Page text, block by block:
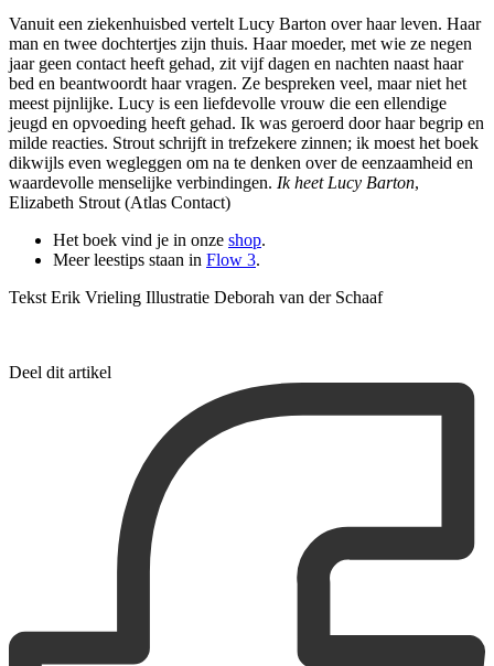
Vanuit een ziekenhuisbed vertelt Lucy Barton over haar leven. Haar
man en twee dochtertjes zijn thuis. Haar moeder, met wie ze negen
jaar geen contact heeft gehad, zit vijf dagen en nachten naast haar
bed en beantwoordt haar vragen. Ze bespreken veel, maar niet het
meest pijnlijke. Lucy is een liefdevolle vrouw die een ellendige
jeugd en opvoeding heeft gehad. Ik was geroerd door haar begrip en
milde reacties. Strout schrijft in trefzekere zinnen; ik moest het boek
dikwijls even wegleggen om na te denken over de eenzaamheid en
waardevolle menselijke verbindingen. Ik heet Lucy Barton,
Elizabeth Strout (Atlas Contact)
Het boek vind je in onze shop.
Meer leestips staan in Flow 3.
Tekst Erik Vrieling Illustratie Deborah van der Schaaf
Deel dit artikel